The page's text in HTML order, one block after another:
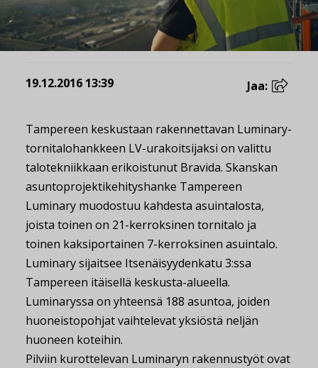
19.12.2016 13:39 Jaa:
Tampereen keskustaan rakennettavan Luminary-
tornitalohankkeen LV-urakoitsijaksi on valittu
talotekniikkaan erikoistunut Bravida. Skanskan
asuntoprojektikehityshanke Tampereen
Luminary muodostuu kahdesta asuintalosta,
joista toinen on 21-kerroksinen tornitalo ja
toinen kaksiportainen 7-kerroksinen asuintalo.
Luminary sijaitsee Itsenäisyydenkatu 3:ssa
Tampereen itäisellä keskusta-alueella.
Luminaryssa on yhteensä 188 asuntoa, joiden
huoneistopohjat vaihtelevat yksiöstä neljän
huoneen koteihin.
Pilviin kurottelevan Luminaryn rakennustyöt ovat